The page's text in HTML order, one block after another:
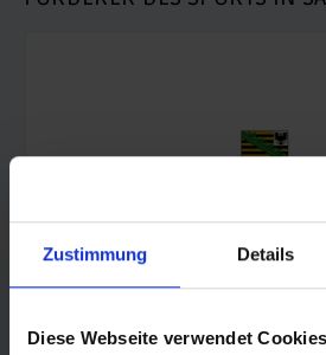
Zustimmung Details
Diese Webseite verwendet Cookies